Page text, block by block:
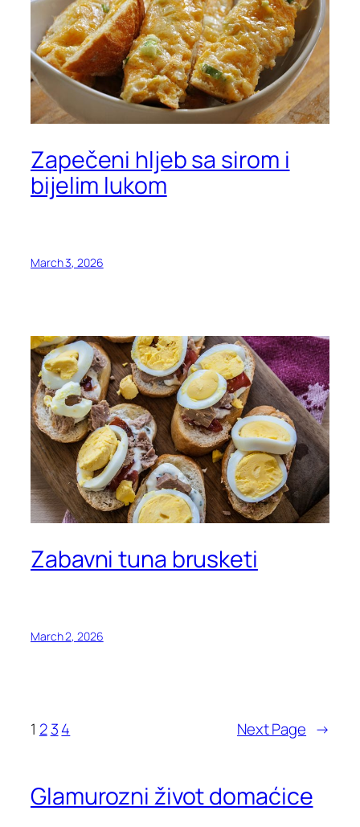
Zapečeni hljeb sa sirom i
bijelim lukom
March 3, 2026
Zabavni tuna brusketi
March 2, 2026
1 2 34 Next Page →
Glamurozni život domaćice